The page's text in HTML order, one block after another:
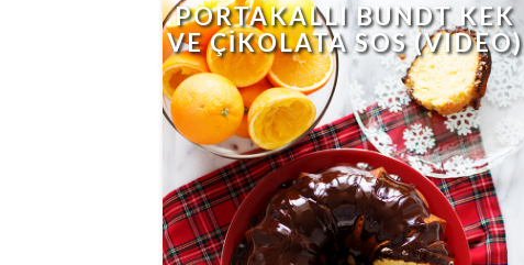
PORTAKALLI BUNDT KEK
VE ÇİKOLATA SOS (VIDEO)